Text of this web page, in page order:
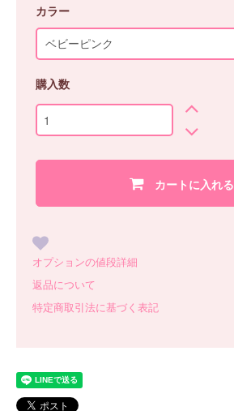
カラー
購入数
カートに入れる
オプションの値段詳細
返品について
特定商取引法に基づく表記